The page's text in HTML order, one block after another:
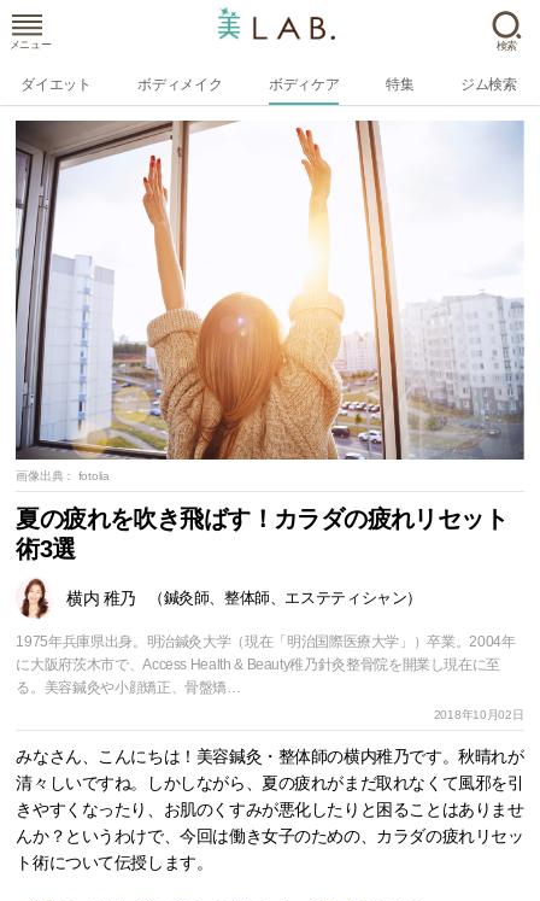
メニュー 検索
ダイエット ボディメイク ボディケア 特集 ジム検索
画像出典： fotolia
夏の疲れを吹き飛ばす！カラダの疲れリセット
術3選
横内 稚乃 （鍼灸師、整体師、エステティシャン）
1975年兵庫県出身。明治鍼灸大学（現在「明治国際医療大学」）卒業。2004年
に大阪府茨木市で、Access Health & Beauty稚乃針灸整骨院を開業し現在に至
る。美容鍼灸や小顔矯正、骨盤矯…
2018年10月02日
みなさん、こんにちは！美容鍼灸・整体師の横内稚乃です。秋晴れが
清々しいですね。しかしながら、夏の疲れがまだ取れなくて風邪を引
きやすくなったり、お肌のくすみが悪化したりと困ることはありませ
んか？というわけで、今回は働き女子のための、カラダの疲れリセッ
ト術について伝授します。